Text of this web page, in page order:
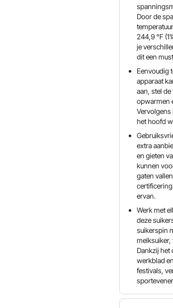
Door de
244,9 °F
je
dit een
Eenvoudig
apparaat
aan, stel
opwarmen
Vervolgens
het hoofd
extra
en gieten
kunnen
gaten
ervan.
Werk met
deze
suikerspin
Dankzij het
werkblad
festivals,